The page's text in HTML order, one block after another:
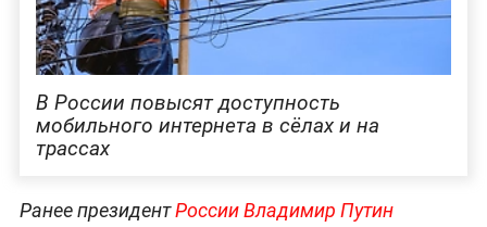
В России повысят доступность
мобильного интернета в сёлах и на
трассах
Ранее президентРоссии Владимир Путин